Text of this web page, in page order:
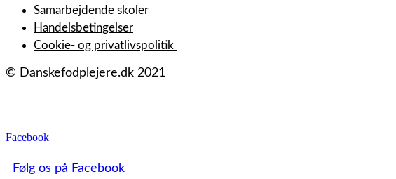
Samarbejdende skoler
Handelsbetingelser
Cookie- og privatlivspolitik
© Danskefodplejere.dk 2021
Facebook
Følg os på Facebook